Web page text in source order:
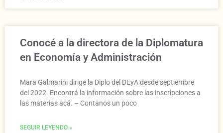
Conocé a la directora de la Diplomatura
en Economía y Administración
Mara Galmarini dirige la Diplo del DEyA desde septiembre
del 2022. Encontrá la información sobre las inscripciones a
las materias acá. – Contanos un poco
SEGUIR LEYENDO »